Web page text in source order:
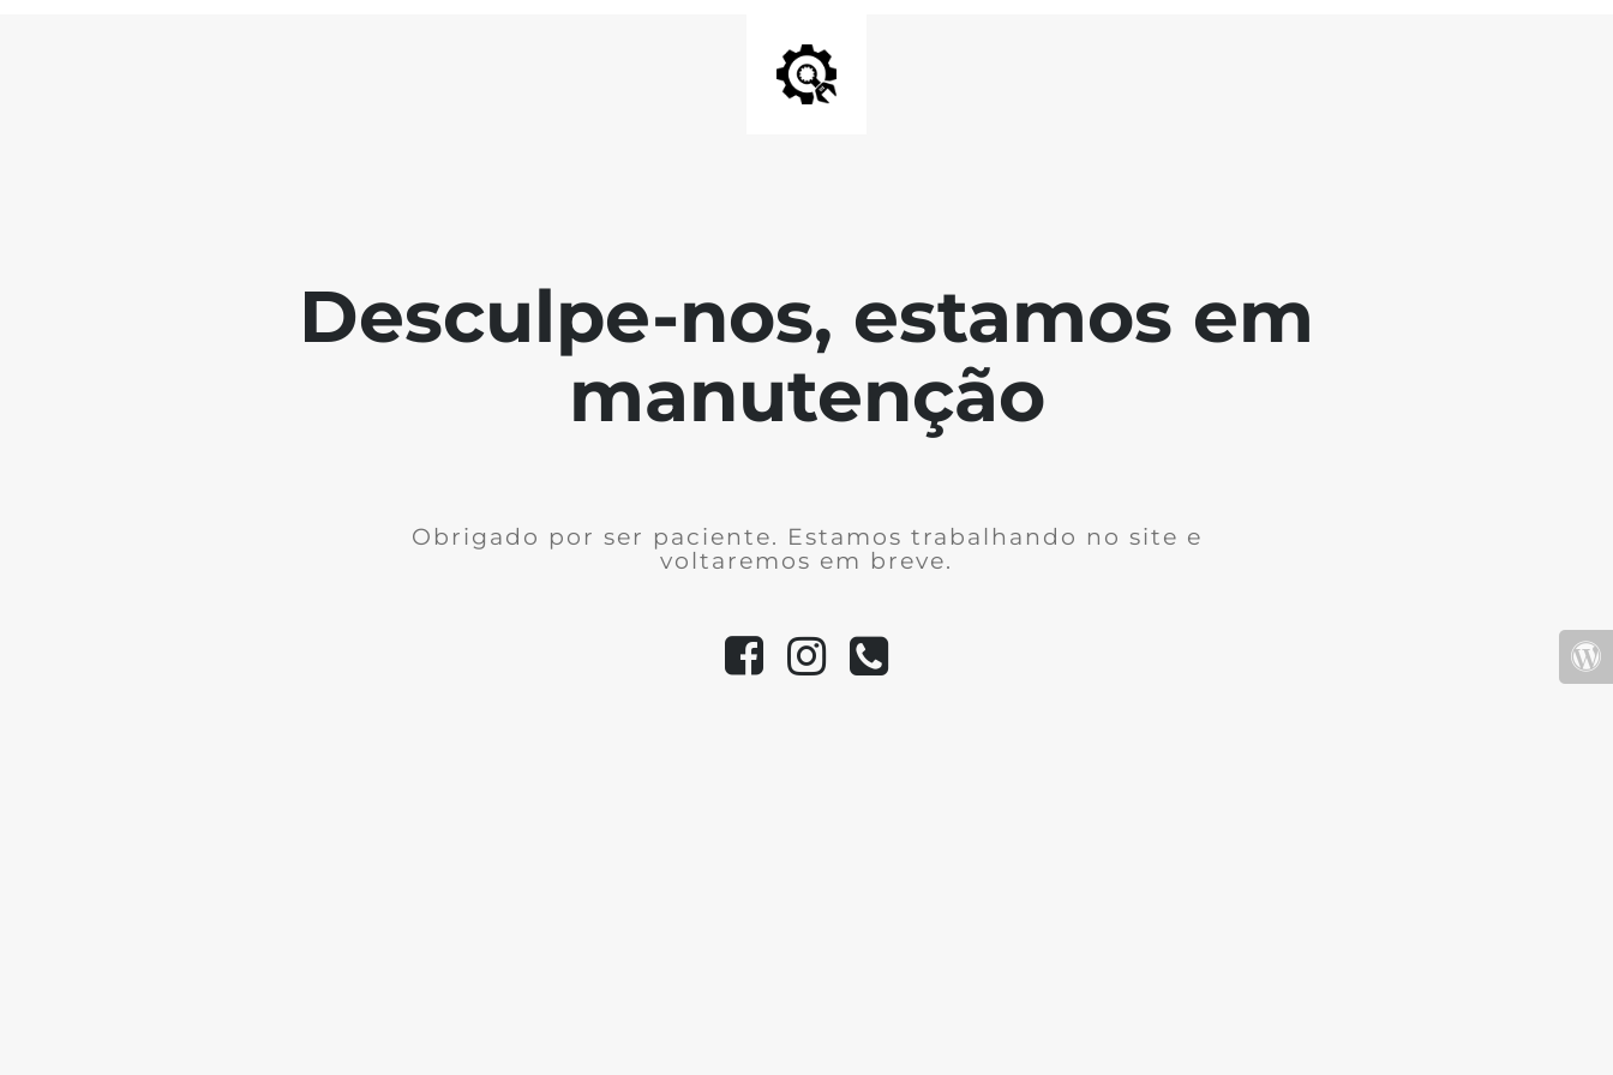
Desculpe-nos, estamos em
manutenção
Obrigado por ser paciente. Estamos trabalhando no site e
voltaremos em breve.